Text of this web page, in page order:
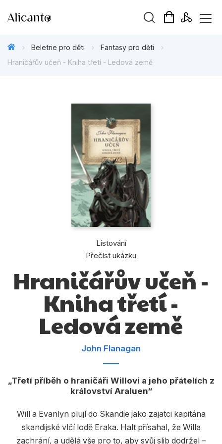
Tipy redakce
Beletrie pro děti
Beletrie pro dospělé
Dárkové publikace
Jazyky
Kalendáře
Počítače
Populárně - naučná pro dospělé
Beletrie pro děti
Fantasy pro děti
Hraničářův učeň - Kniha třetí - Ledová země
Listování
Přečíst ukázku
Hraničářův učeň -
Kniha třetí -
Ledová země
John Flanagan
Třetí příběh o hraničáři Willovi a jeho přátelích z
království Araluen
Will a Evanlyn plují do Skandie jako zajatci kapitána
skandijské vlčí lodě Eraka. Halt přísahal, že Willa
zachrání, a udělá vše pro to, aby svůj slib dodržel –